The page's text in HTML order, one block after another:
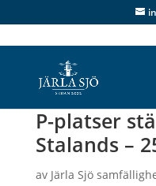
P-platser
Stalands –
av Järla Sjö